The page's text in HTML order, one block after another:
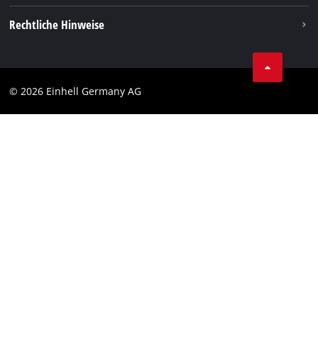
Vertrag widerrufen
Rechtliche Hinweise
Impressum
© 2026 Einhell Germany AG